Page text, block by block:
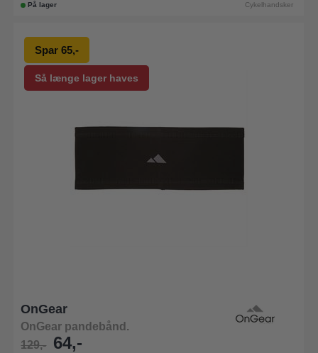
På lager Cykelhandsker
Så længe lager haves
Spar 65,-
OnGear
OnGear pandebånd.
129,-
64,-